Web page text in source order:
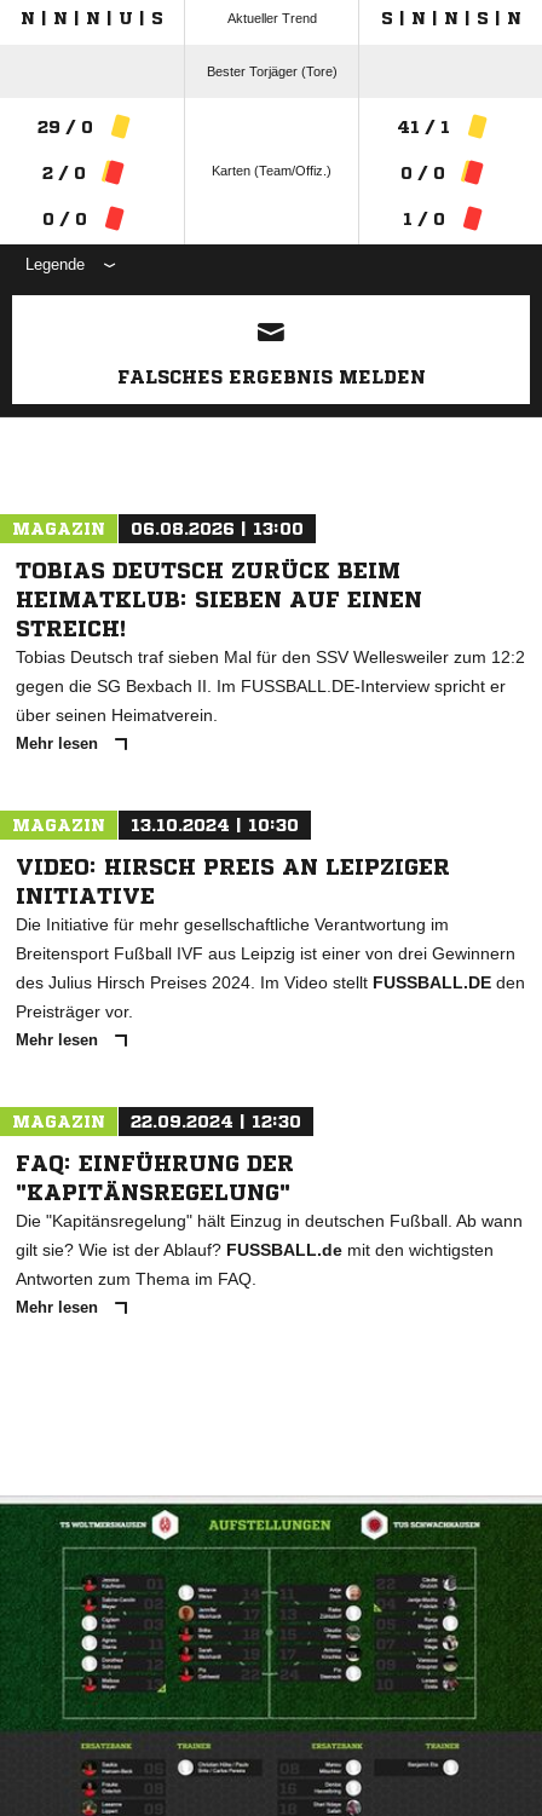
N | N | N | U | S Aktueller Trend S | N | N | S | N
Bester Torjäger (Tore)
29 / 0
2 / 0
0 / 0
Karten (Team/Offiz.)
41 / 1
0 / 0
1 / 0
Legende
ANZEIGE
FALSCHES ERGEBNIS MELDEN
MAGAZIN 06.08.2026 | 13:00
TOBIAS DEUTSCH ZURÜCK BEIM
HEIMATKLUB: SIEBEN AUF EINEN
STREICH!
Tobias Deutsch traf sieben Mal für den SSV Wellesweiler zum 12:2
gegen die SG Bexbach II. Im FUSSBALL.DE-Interview spricht er
über seinen Heimatverein.
Mehr lesen
MAGAZIN 13.10.2024 | 10:30
VIDEO: HIRSCH PREIS AN LEIPZIGER
INITIATIVE
Die Initiative für mehr gesellschaftliche Verantwortung im
Breitensport Fußball IVF aus Leipzig ist einer von drei Gewinnern
des Julius Hirsch Preises 2024. Im Video stellt FUSSBALL.DE den
Preisträger vor.
Mehr lesen
MAGAZIN 22.09.2024 | 12:30
FAQ: EINFÜHRUNG DER
"KAPITÄNSREGELUNG"
Die "Kapitänsregelung" hält Einzug in deutschen Fußball. Ab wann
gilt sie? Wie ist der Ablauf? FUSSBALL.de mit den wichtigsten
Antworten zum Thema im FAQ.
Mehr lesen